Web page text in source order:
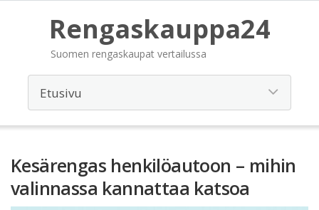
Rengaskauppa24
Suomen rengaskaupat vertailussa
Kesärengas henkilöautoon – mihin
valinnassa kannattaa katsoa